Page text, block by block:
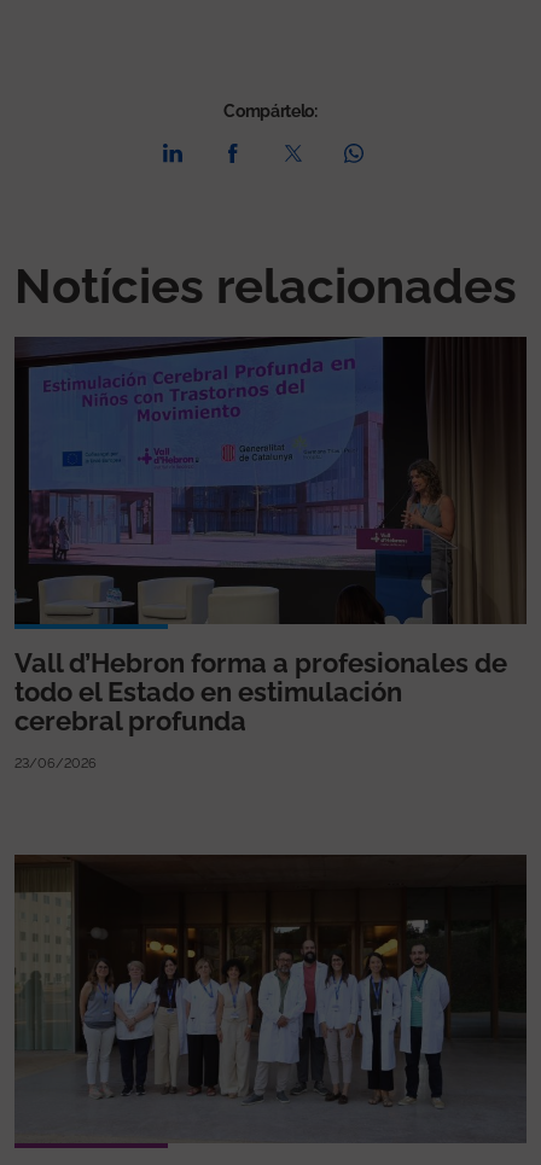
Compártelo:
Notícies relacionades
Vall d’Hebron forma a profesionales de
todo el Estado en estimulación
cerebral profunda
23/06/2026